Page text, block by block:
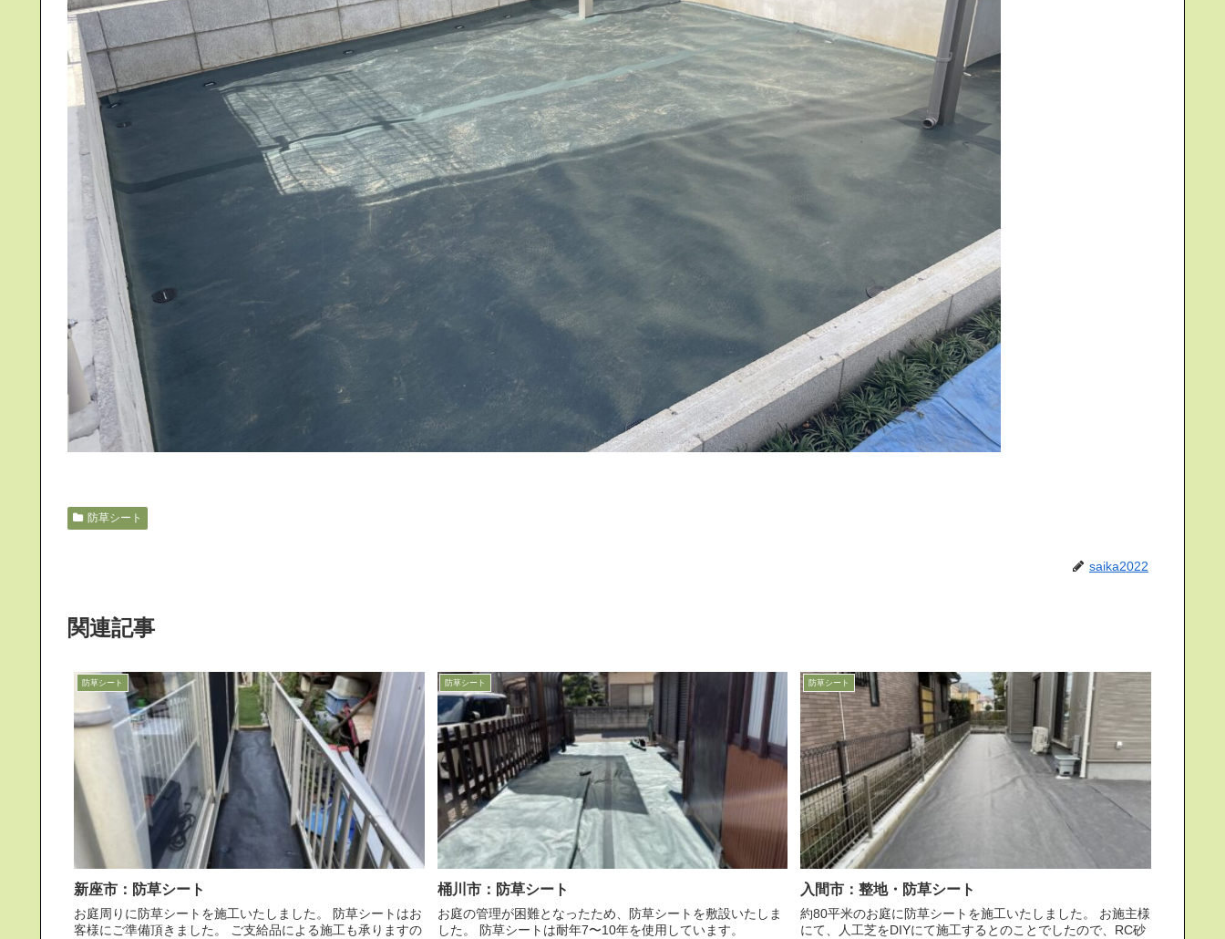
防草シート
saika2022
関連記事
防草シート
新座市：防草シート
お庭周りに防草シートを施工いたしました。 防草シートはお
客様にご準備頂きました。 ご支給品による施工も承りますの
防草シート
桶川市：防草シート
お庭の管理が困難となったため、防草シートを敷設いたしま
した。 防草シートは耐年7〜10年を使用しています。
防草シート
入間市：整地・防草シート
約80平米のお庭に防草シートを施工いたしました。 お施主様
にて、人工芝をDIYにて施工するとのことでしたので、RC砂